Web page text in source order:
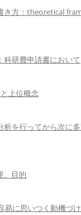
き方：theoretical
科研費申請書において
上位概念
析を行ってから次に
、目的
易に思いつく動機づ